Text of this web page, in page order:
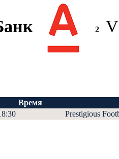
2
Время
Prestigious